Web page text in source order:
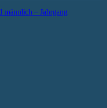
männlich – Jahrgang